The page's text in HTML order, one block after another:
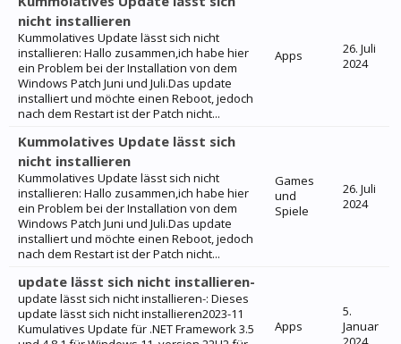
nicht installieren
Kummolatives Update lässt sich nicht
installieren: Hallo zusammen,ich habe hier
ein Problem bei der Installation von dem
Windows Patch Juni und Juli.Das update
installiert und möchte einen Reboot, jedoch
nach dem Restart ist der Patch nicht...
Apps
26. Juli
2024
Kummolatives Update lässt sich
nicht installieren
Kummolatives Update lässt sich nicht
installieren: Hallo zusammen,ich habe hier
ein Problem bei der Installation von dem
Windows Patch Juni und Juli.Das update
installiert und möchte einen Reboot, jedoch
nach dem Restart ist der Patch nicht...
Games
und
Spiele
26. Juli
2024
update lässt sich nicht installieren-
update lässt sich nicht installieren-: Dieses
update lässt sich nicht installieren2023-11
Kumulatives Update für .NET Framework 3.5
Apps
5.
Januar